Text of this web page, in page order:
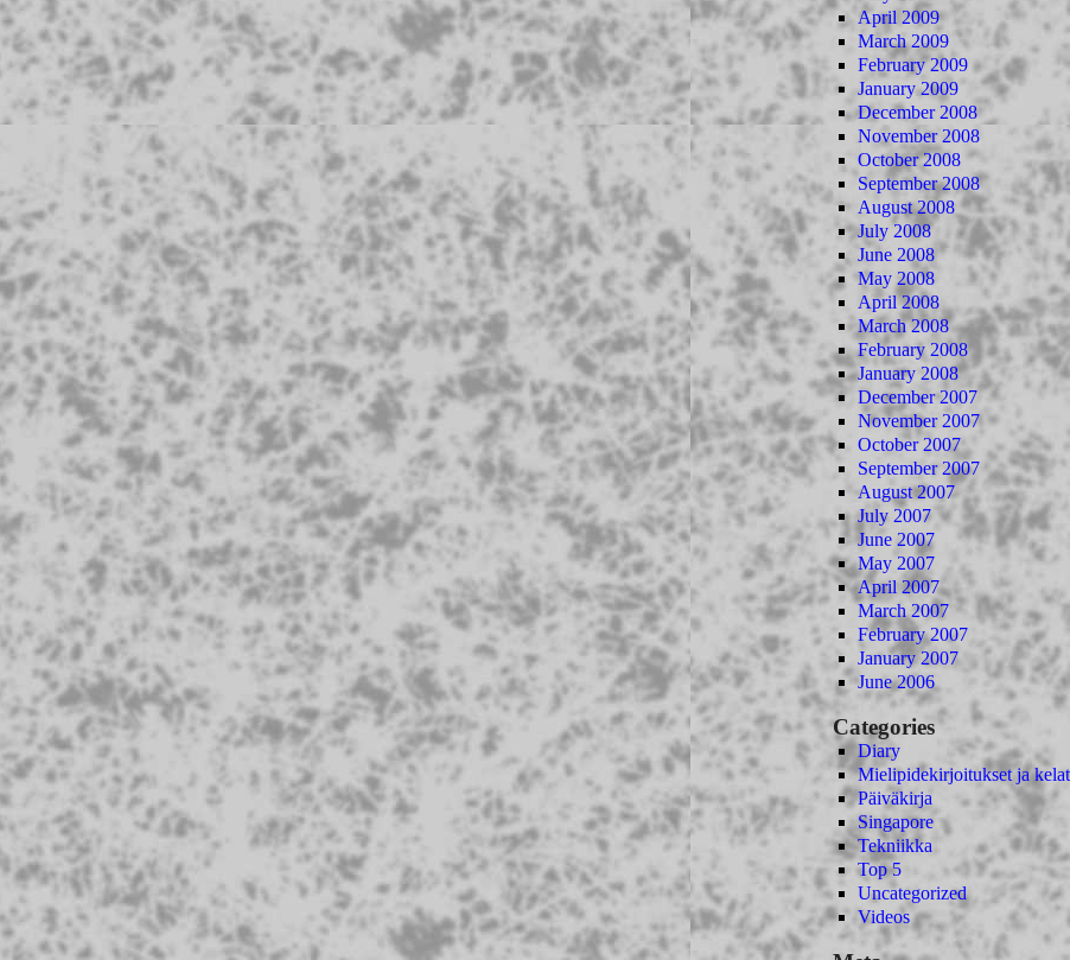
April 2009
March 2009
February 2009
January 2009
December 2008
November 2008
October 2008
September 2008
August 2008
July 2008
June 2008
May 2008
April 2008
March 2008
February 2008
January 2008
December 2007
November 2007
October 2007
September 2007
August 2007
July 2007
June 2007
May 2007
April 2007
March 2007
February 2007
January 2007
June 2006
Categories
Diary
Mielipidekirjoitukset ja kelat
Päiväkirja
Singapore
Tekniikka
Top 5
Uncategorized
Videos